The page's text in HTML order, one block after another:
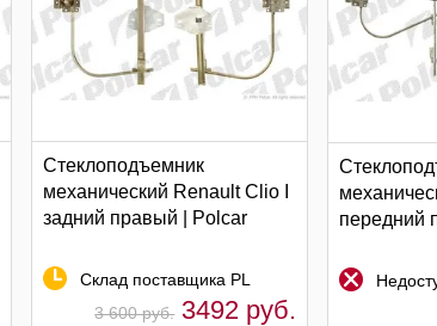
Стеклоподъемник
механический Renault Clio I
задний правый | Polcar
Склад поставщика PL
3 600 руб. 3492 руб.
передний